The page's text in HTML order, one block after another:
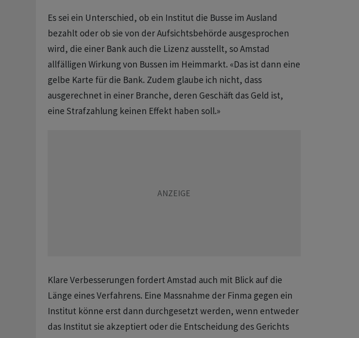
Es sei ein Unterschied, ob ein Institut die Busse im Ausland
bezahlt oder ob sie von der Aufsichtsbehörde ausgesprochen
wird, die einer Bank auch die Lizenz ausstellt, so Amstad
allfälligen Wirkung von Bussen im Heimmarkt. «Das ist dann eine
gelbe Karte für die Bank. Zudem glaube ich nicht, dass
ausgerechnet in einer Branche, deren Geschäft das Geld ist,
eine Strafzahlung keinen Effekt haben soll.»
Klare Verbesserungen fordert Amstad auch mit Blick auf die
Länge eines Verfahrens. Eine Massnahme der Finma gegen ein
Institut könne erst dann durchgesetzt werden, wenn entweder
das Institut sie akzeptiert oder die Entscheidung des Gerichts